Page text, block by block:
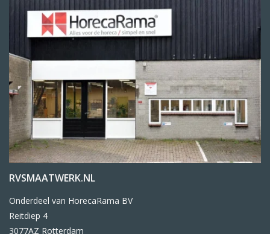
RVSMAATWERK.NL
Onderdeel van HorecaRama BV
Reitdiep 4
3077AZ Rotterdam